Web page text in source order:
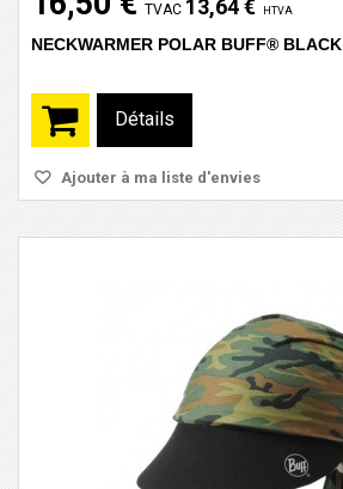
TVAC 13,64 € HTVA
NECKWARMER POLAR BUFF® BLACK
Détails
Ajouter à ma liste d'envies